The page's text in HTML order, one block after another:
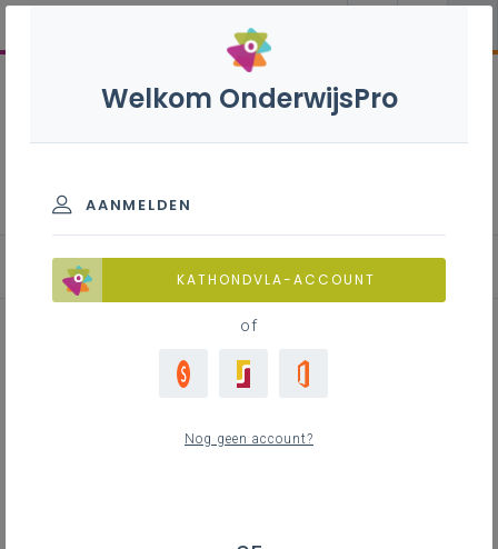
Inspirerend materiaal
Tool: Blogger
Welkom OnderwijsPro
AANMELDEN
KATHONDVLA-ACCOUNT
of
Nog geen account?